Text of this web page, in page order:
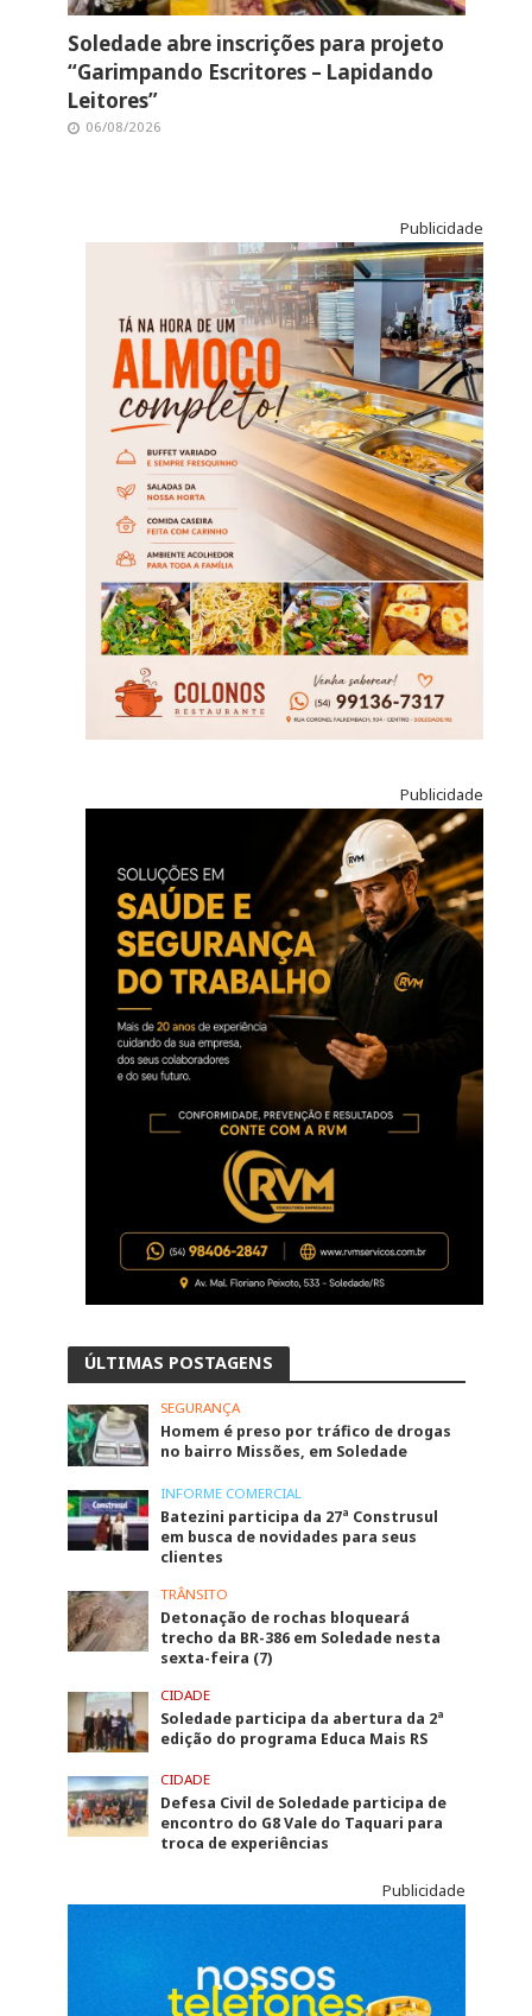
Soledade abre inscrições para projeto
“Garimpando Escritores – Lapidando
Leitores”
06/08/2026
Publicidade
Publicidade
ÚLTIMAS POSTAGENS
SEGURANÇA
Homem é preso por tráfico de drogas
no bairro Missões, em Soledade
INFORME COMERCIAL
Batezini participa da 27ª Construsul
em busca de novidades para seus
clientes
TRÂNSITO
Detonação de rochas bloqueará
trecho da BR-386 em Soledade nesta
sexta-feira (7)
CIDADE
Soledade participa da abertura da 2ª
edição do programa Educa Mais RS
CIDADE
Defesa Civil de Soledade participa de
encontro do G8 Vale do Taquari para
troca de experiências
Publicidade